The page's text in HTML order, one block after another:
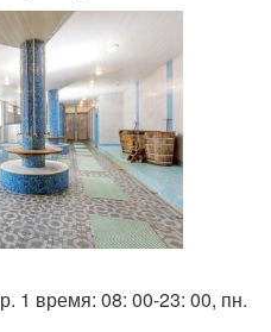
1 время: 08: 00-23: 00, пн.